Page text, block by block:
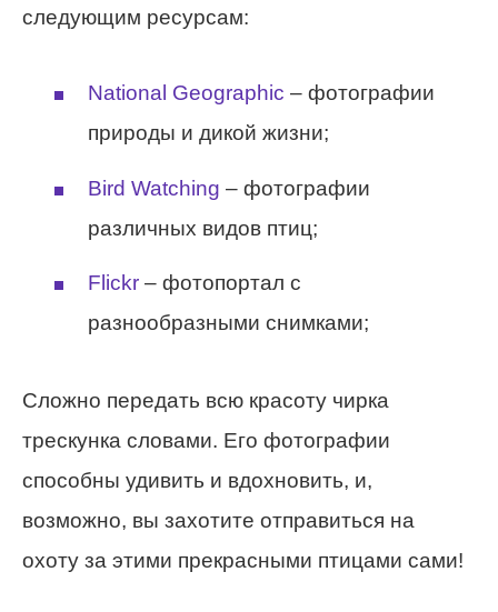
следующим ресурсам:
National Geographic – фотографии
природы и дикой жизни;
Bird Watching – фотографии
различных видов птиц;
Flickr – фотопортал с
разнообразными снимками;
Сложно передать всю красоту чирка
трескунка словами. Его фотографии
способны удивить и вдохновить, и,
возможно, вы захотите отправиться на
охоту за этими прекрасными птицами сами!